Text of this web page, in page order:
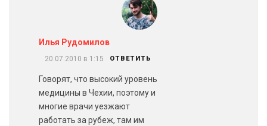
Илья Рудомилов
20.07.2010 в 1:15 ОТВЕТИТЬ
Говорят, что высокий уровень
медицины в Чехии, поэтому и
многие врачи уезжают
работать за рубеж, там им